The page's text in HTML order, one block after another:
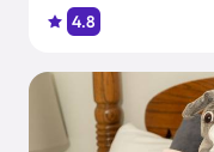
4.8